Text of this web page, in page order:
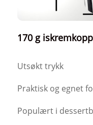
170 g iskremkopp
Utsøkt trykk
Praktisk og egnet
Populært i